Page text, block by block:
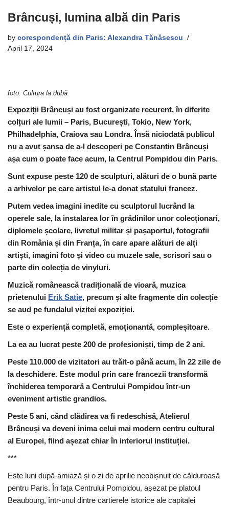
Brâncuși, lumina albă din Paris
by corespondență din Paris: Alexandra Tănăsescu
April 17, 2024
foto: Cultura la dubă
Expoziții Brâncuși au fost organizate recurent, în diferite
colțuri ale lumii – Paris, București, Tokio, New York,
Philhadelphia, Craiova sau Londra. Însă niciodată publicul
nu a avut șansa de a-l descoperi pe Constantin Brâncuși
așa cum o poate face acum, la Centrul Pompidou din Paris.
Sunt expuse peste 120 de sculpturi, alături de o bună parte
a arhivelor pe care artistul le-a donat statului francez.
Putem vedea imagini inedite cu sculptorul lucrând la
operele sale, la instalarea lor în grădinilor unor colecționari,
diplomele școlare, livretul militar și pașaportul, fotografii
din România și din Franța, în care apare alături de alți
artiști, imagini foto și video cu muzele sale, scrisori sau o
parte din colecția de vinyluri.
Muzică românească tradițională de vioară, muzica
prietenului Erik Satie, precum și alte fragmente din colecție
se aud pe fundalul vizitei expoziției.
Este o experiență completă, emoționantă, compleșitoare.
La ea au lucrat peste 200 de profesioniști, timp de 2 ani.
Peste 110.000 de vizitatori au trăit-o până acum, în 22 zile de
la deschidere. Este modul prin care francezii transformă
închiderea temporară a Centrului Pompidou într-un
eveniment artistic grandios.
Peste 5 ani, când clădirea va fi redeschisă, Atelierul
Brâncuși va deveni inima celui mai modern centru cultural
al Europei, fiind așezat chiar în interiorul instituției.
***
Este luni după-amiază și o zi de aprilie neobișnuit de călduroasă
pentru Paris. În fața Centrului Pompidou, așezat pe platoul
Beaubourg, într-unul dintre cartierele istorice ale capitalei